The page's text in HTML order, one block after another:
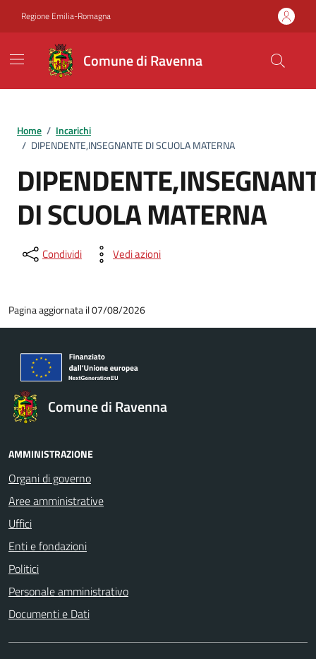
Regione Emilia-Romagna
Comune di Ravenna
Home / Incarichi
/ DIPENDENTE,INSEGNANTE DI SCUOLA MATERNA
DI SCUOLA MATERNA
Condividi Vedi azioni
Pagina aggiornata il 07/08/2026
Comune di Ravenna
AMMINISTRAZIONE
Organi di governo
Aree amministrative
Uffici
Enti e fondazioni
Politici
Personale amministrativo
Documenti e Dati